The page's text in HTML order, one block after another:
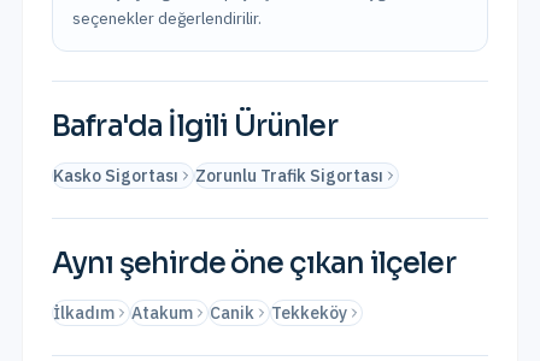
seçenekler değerlendirilir.
Bafra'da İlgili Ürünler
Kasko Sigortası Zorunlu Trafik Sigortası
Aynı şehirde öne çıkan ilçeler
İlkadım Atakum Canik Tekkeköy